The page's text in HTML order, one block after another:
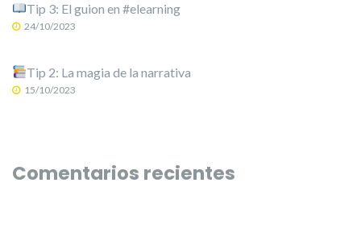
Tip 3: El guion en #elearning
24/10/2023
Tip 2: La magia de la narrativa
15/10/2023
Comentarios recientes